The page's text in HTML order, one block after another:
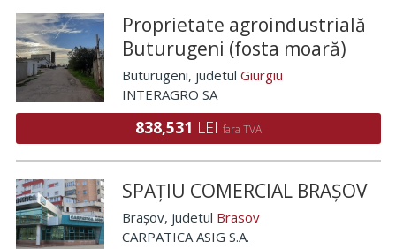
Proprietate agroindustrială
Buturugeni (fosta moară)
Buturugeni, judetul Giurgiu
INTERAGRO SA
838,531 LEI fara TVA
SPAȚIU COMERCIAL BRAȘOV
Brașov, judetul Brasov
CARPATICA ASIG S.A.